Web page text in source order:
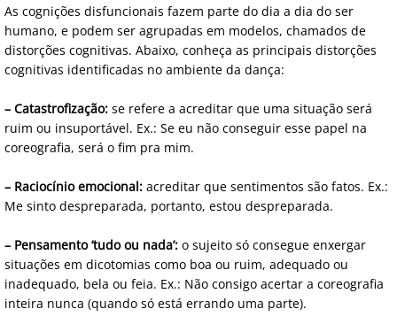
​As cognições disfuncionais fazem parte do dia a dia do ser
humano, e podem ser agrupadas em modelos, chamados de
distorções cognitivas. Abaixo, conheça as principais distorções
cognitivas identificadas no ambiente da dança:
– Catastrofização: se refere a acreditar que uma situação será
ruim ou insuportável. Ex.: Se eu não conseguir esse papel na
coreografia, será o fim pra mim.
– Raciocínio emocional: acreditar que sentimentos são fatos. Ex.:
Me sinto despreparada, portanto, estou despreparada.
– Pensamento ‘tudo ou nada’: o sujeito só consegue enxergar
situações em dicotomias como boa ou ruim, adequado ou
inadequado, bela ou feia. Ex.: Não consigo acertar a coreografia
inteira nunca (quando só está errando uma parte).